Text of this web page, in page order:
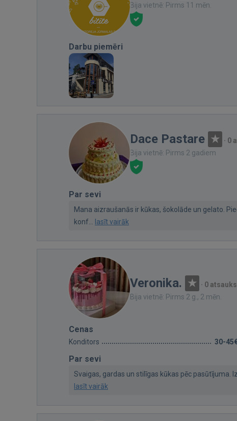
Bija vietnē: Pirms 11 mēn.
Darbu piemēri
Dace Pastare · 0
Bija vietnē: Pirms 2 gadiem
Par sevi
Mana aizraušanās ir kūkas, šokolāde un gelato.
konf... lasīt vairāk
Veronika. · 0
Bija vietnē: Pirms 2 g., 2 mēn.
Cenas
Konditors 30-
Par sevi
Svaigas, gardas un stilīgas kūkas pēc pasūtījuma.
lasīt vairāk